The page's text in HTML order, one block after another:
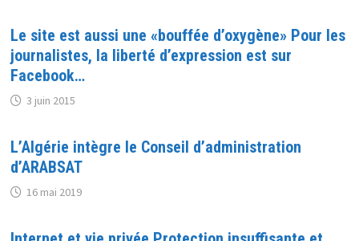
Le site est aussi une «bouffée d’oxygène» Pour les
journalistes, la liberté d’expression est sur
Facebook…
3 juin 2015
L’Algérie intègre le Conseil d’administration
d’ARABSAT
16 mai 2019